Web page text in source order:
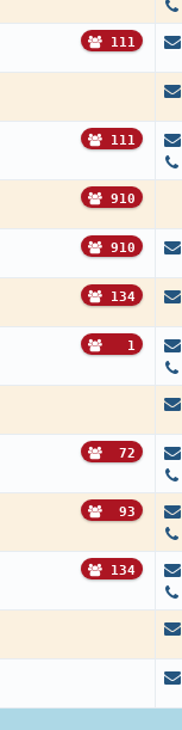
111
111
910
910
134
1
72
93
134